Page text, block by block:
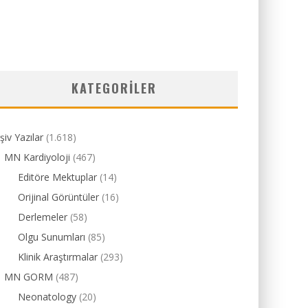
KATEGORILER
Yazılar (1.618)
MN Kardiyoloji (467)
Editöre Mektuplar (14)
Orijinal Görüntüler (16)
Derlemeler (58)
Olgu Sunumları (85)
Klinik Araştırmalar (293)
MN GORM (487)
Neonatology (20)